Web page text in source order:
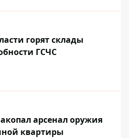
горят склады
ГСЧС
арсенал оружия
квартиры